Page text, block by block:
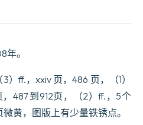
年。
）ff.，xxiv 页，486 页，（1）
487 到912页，（2）ff.，5个
黄，图版上有少量铁锈点。